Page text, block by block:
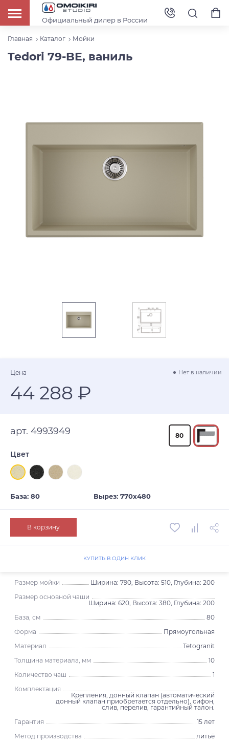
Официальный дилер в России
Главная Каталог Мойки
Tedori 79-BE, ваниль
Размер мойки
Ширина: 790, Высота: 510, Глубина: 200
Размер основной чаши
Ширина: 620, Высота: 380, Глубина: 200
База, см
80
Форма
Прямоугольная
Материал
Tetogranit
Толщина материала, мм
10
Количество чаш
1
Комплектация
Крепления, донный клапан (автоматический
донный клапан приобретается отдельно), сифон,
слив, перелив, гарантийный талон.
Гарантия
15 лет
Метод производства
литьё
Цена Нет в наличии
44 288 ₽
арт. 4993949 80
Цвет
База: 80 Вырез: 770х480
В корзину
КУПИТЬ В ОДИН КЛИК